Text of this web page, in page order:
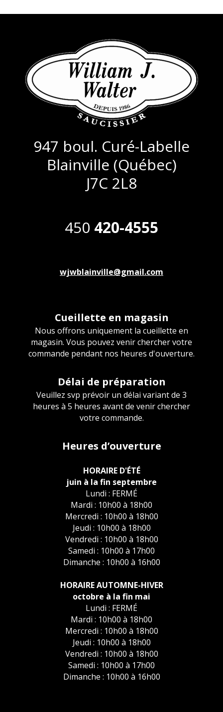
947 boul. Curé-Labelle
Blainville (Québec)
J7C 2L8
450 420-4555
wjwblainville@gmail.com
Cueillette en magasin
Nous offrons uniquement la cueillette en
magasin. Vous pouvez venir chercher votre
commande pendant nos heures d'ouverture.
Délai de préparation
Veuillez svp prévoir un délai variant de 3
heures à 5 heures avant de venir chercher
votre commande.
Heures d’ouverture
HORAIRE D'ÉTÉ
juin à la fin septembre
Lundi : FERMÉ
Mardi : 10h00 à 18h00
Mercredi : 10h00 à 18h00
Jeudi : 10h00 à 18h00
Vendredi : 10h00 à 18h00
Samedi : 10h00 à 17h00
Dimanche : 10h00 à 16h00
HORAIRE AUTOMNE-HIVER
octobre à la fin mai
Lundi : FERMÉ
Mardi : 10h00 à 18h00
Mercredi : 10h00 à 18h00
Jeudi : 10h00 à 18h00
Vendredi : 10h00 à 18h00
Samedi : 10h00 à 17h00
Dimanche : 10h00 à 16h00